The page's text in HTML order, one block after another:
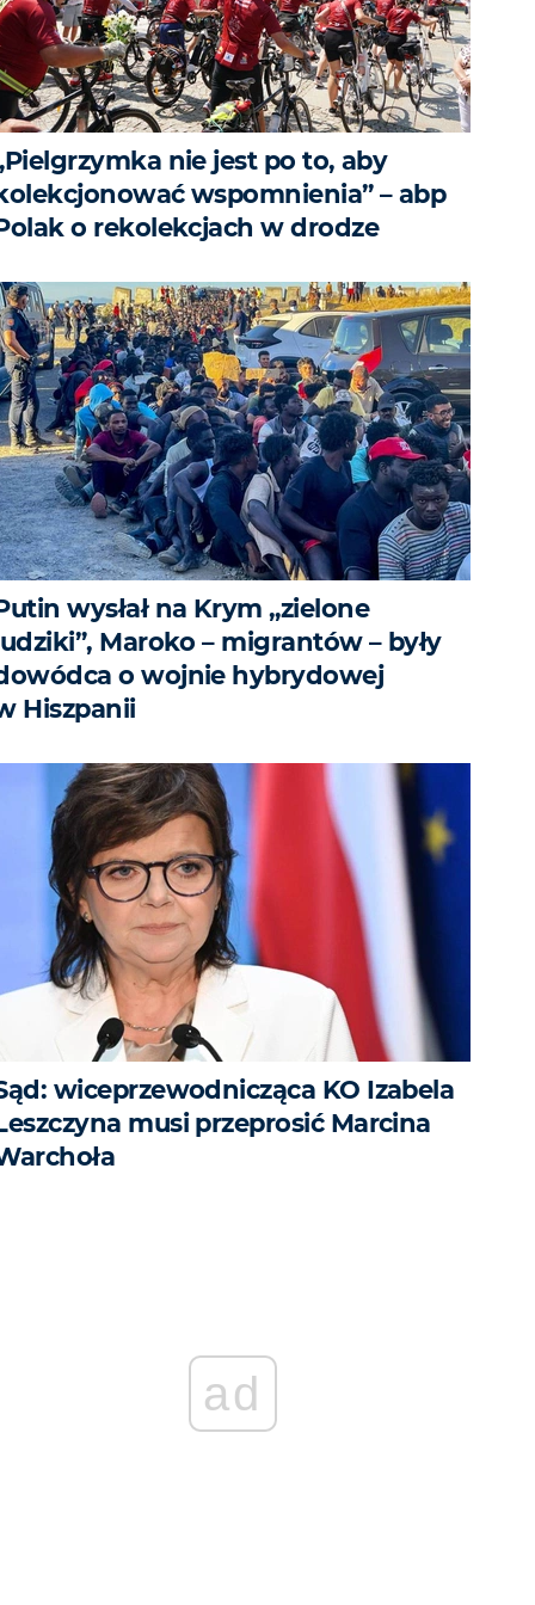
nie jest po to, aby
wspomnienia” – abp
o rekolekcjach w drodze
wysłał na Krym „zielone
Maroko – migrantów – były
o wojnie hybrydowej
Hiszpanii
wiceprzewodnicząca KO Izabela
musi przeprosić Marcina
ad